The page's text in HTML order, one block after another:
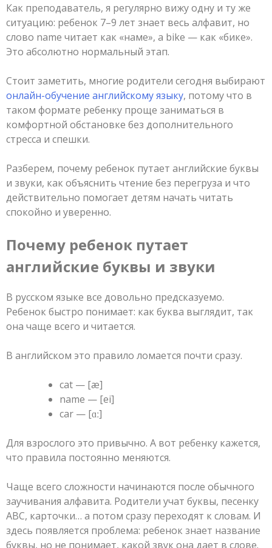
Как преподаватель, я регулярно вижу одну и ту же
ситуацию: ребенок 7–9 лет знает весь алфавит, но
слово name читает как «наме», а bike — как «бике».
Это абсолютно нормальный этап.
Стоит заметить, многие родители сегодня выбирают
онлайн-обучение английскому языку, потому что в
таком формате ребенку проще заниматься в
комфортной обстановке без дополнительного
стресса и спешки.
Разберем, почему ребенок путает английские буквы
и звуки, как объяснить чтение без перегруза и что
действительно помогает детям начать читать
спокойно и уверенно.
Почему ребенок путает
английские буквы и звуки
В русском языке все довольно предсказуемо.
Ребенок быстро понимает: как буква выглядит, так
она чаще всего и читается.
В английском это правило ломается почти сразу.
cat — [æ]
name — [ei]
car — [ɑː]
Для взрослого это привычно. А вот ребенку кажется,
что правила постоянно меняются.
Чаще всего сложности начинаются после обычного
заучивания алфавита. Родители учат буквы, песенку
ABC, карточки… а потом сразу переходят к словам. И
здесь появляется проблема: ребенок знает название
буквы, но не понимает, какой звук она дает в слове.